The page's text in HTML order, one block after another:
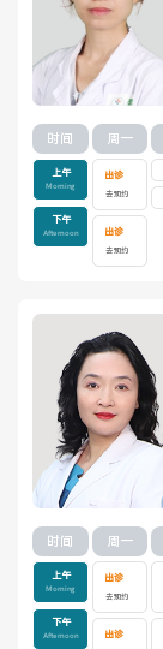
时间
上午
Morning
下午
Afternoon
周一
出诊
去预约
出诊
去预约
时间
上午
Morning
下午
Afternoon
周一
出诊
去预约
出诊